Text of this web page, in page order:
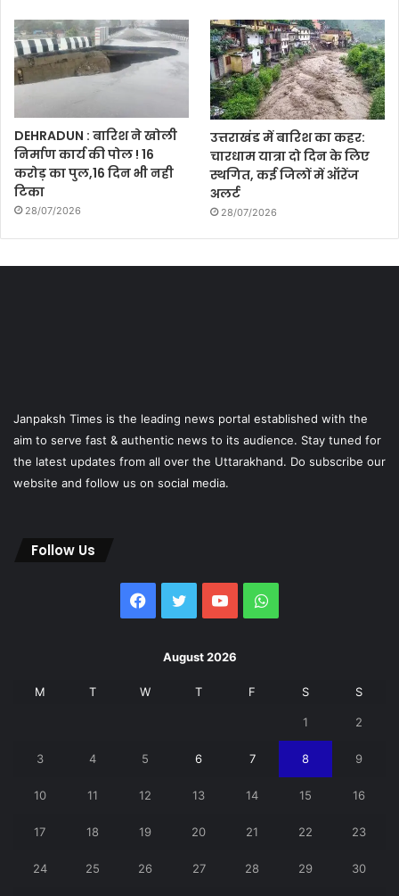
DEHRADUN : बारिश ने खोली
निर्माण कार्य की पोल ! 16
करोड़ का पुल,16 दिन भी नही
टिका
28/07/2026
उत्तराखंड में बारिश का कहर:
चारधाम यात्रा दो दिन के लिए
स्थगित, कई जिलों में ऑरेंज
अलर्ट
28/07/2026
Janpaksh Times is the leading news portal established with the
aim to serve fast & authentic news to its audience. Stay tuned for
the latest updates from all over the Uttarakhand. Do subscribe our
website and follow us on social media.
Follow Us
Facebook
Twitter YouTubeWhatsApp
August 2026
M T W T F S S
1 2
3 4 5 6 7 8 9
10 11 12 13 14 15 16
17 18 19 20 21 22 23
24 25 26 27 28 29 30